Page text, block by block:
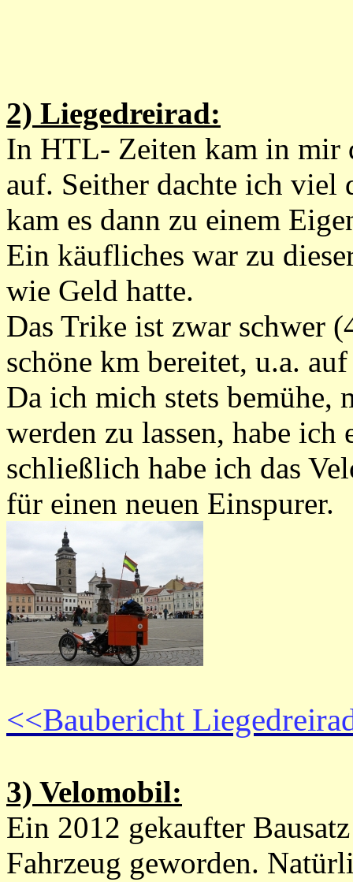
2) Liegedreirad:
In HTL- Zeiten kam in mir
auf. Seither dachte ich viel
kam es dann zu einem
Ein käufliches war zu
wie Geld hatte.
Das Trike ist zwar schwer
schöne km bereitet, u.a.
Da ich mich stets bemühe,
werden zu lassen, habe
schließlich habe ich das
für einen neuen Einspurer.
<<Baubericht
3) Velomobil:
Ein 2012 gekaufter
Fahrzeug geworden.